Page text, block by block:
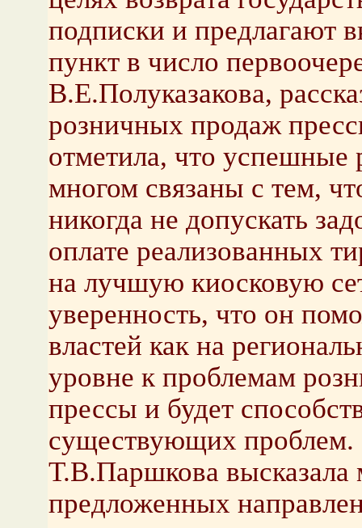
подписки и предлагают
пункт в число
В.Е.Полуказакова,
розничных продаж
отметила, что успешные
многом связаны с тем,
никогда не допускать
оплате реализованных
на лучшую киосковую
уверенность, что он
властей как на
уровне к проблемам
прессы и будет
существующих проблем.
Т.В.Паршкова высказала
предложенных